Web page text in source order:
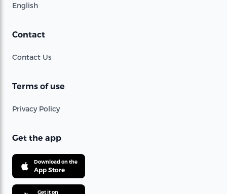
English
Contact
Contact Us
Terms of use
Privacy Policy
Get the app
Download on the
App Store
Get it on